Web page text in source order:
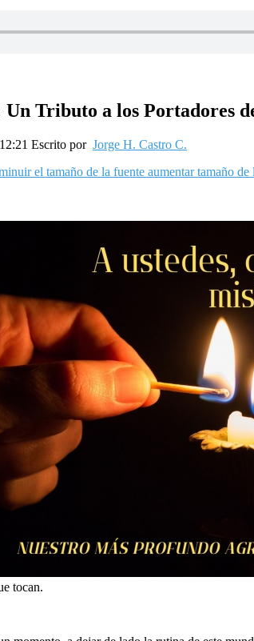
Un Tributo a los Portadores
Escrito por Jorge H. Castro C.
el tamaño de la fuente aumentar tamaño de
tocan.